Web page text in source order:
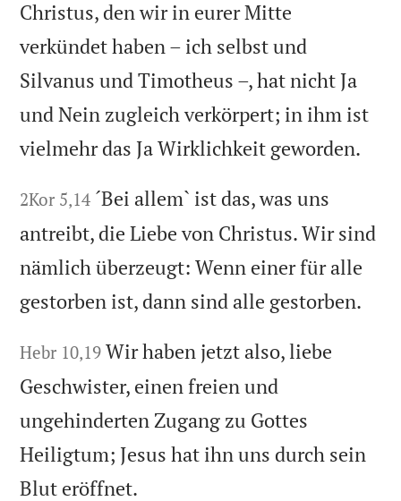
Christus, den wir in eurer Mitte
verkündet haben – ich selbst und
Silvanus und Timotheus –, hat nicht Ja
und Nein zugleich verkörpert; in ihm ist
vielmehr das Ja Wirklichkeit geworden.
2Kor 5,14 ´Bei allem` ist das, was uns
antreibt, die Liebe von Christus. Wir sind
nämlich überzeugt: Wenn einer für alle
gestorben ist, dann sind alle gestorben.
Hebr 10,19 Wir haben jetzt also, liebe
Geschwister, einen freien und
ungehinderten Zugang zu Gottes
Heiligtum; Jesus hat ihn uns durch sein
Blut eröffnet.